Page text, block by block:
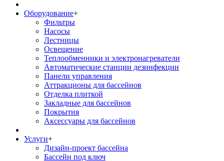
Оборудование+
Фильтры
Насосы
Лестницы
Освещение
Теплообменники и электронагреватели
Автоматические станции дезинфекции
Панели управления
Аттракционы для бассейнов
Отделка плиткой
Закладные для бассейнов
Покрытия
Аксессуары для бассейнов
Услуги+
Дизайн-проект бассейна
Бассейн под ключ